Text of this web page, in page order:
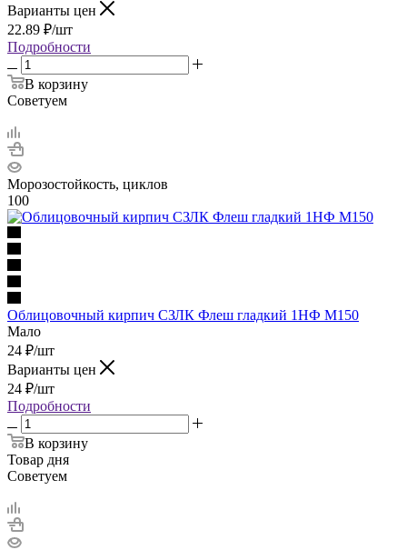
Варианты цен
22.89 ₽/шт
Подробности
В корзину
Советуем
Морозостойкость, циклов
100
Облицовочный кирпич СЗЛК Флеш гладкий 1НФ М150
Мало
24 ₽/шт
Варианты цен
24 ₽/шт
Подробности
В корзину
Товар дня
Советуем